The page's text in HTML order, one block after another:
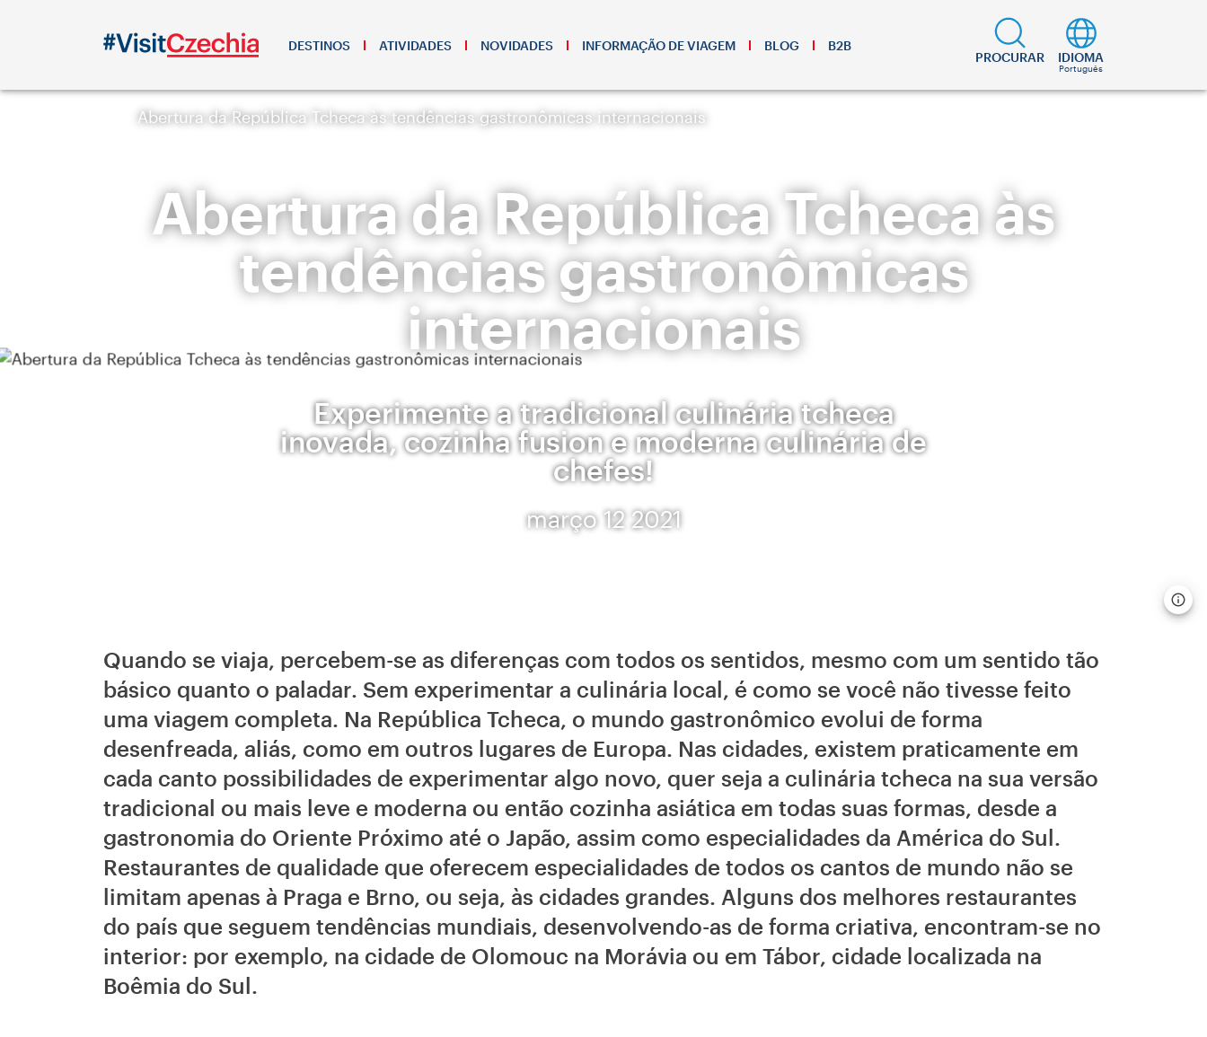
DESTINOS ATIVIDADES NOVIDADES INFORMAÇÃO DE VIAGEM BLOG B2B
PROCURAR IDIOMA
Português
Abertura da República Tcheca às tendências gastronômicas internacionais
Abertura da República Tcheca às
tendências gastronômicas
internacionais
Experimente a tradicional culinária tcheca
inovada, cozinha fusion e moderna culinária de
chefes!
março 12 2021
Quando se viaja, percebem-se as diferenças com todos os sentidos, mesmo com um sentido tão
básico quanto o paladar. Sem experimentar a culinária local, é como se você não tivesse feito
uma viagem completa. Na República Tcheca, o mundo gastronômico evolui de forma
desenfreada, aliás, como em outros lugares de Europa. Nas cidades, existem praticamente em
cada canto possibilidades de experimentar algo novo, quer seja a culinária tcheca na sua versão
tradicional ou mais leve e moderna ou então cozinha asiática em todas suas formas, desde a
gastronomia do Oriente Próximo até o Japão, assim como especialidades da América do Sul.
Restaurantes de qualidade que oferecem especialidades de todos os cantos de mundo não se
limitam apenas à Praga e Brno, ou seja, às cidades grandes. Alguns dos melhores restaurantes
do país que seguem tendências mundiais, desenvolvendo-as de forma criativa, encontram-se no
interior: por exemplo, na cidade de Olomouc na Morávia ou em Tábor, cidade localizada na
Boêmia do Sul.